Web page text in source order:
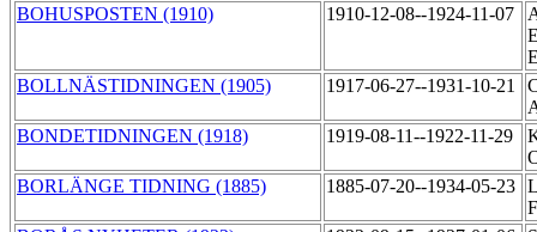
BOHUSPOSTEN (1910) 1910-12-08--1924-11-07
BOLLNÄSTIDNINGEN (1905)
1917-06-27--1931-10-21
BONDETIDNINGEN (1918)
1919-08-11--1922-11-29
BORLÄNGE TIDNING (1885)
1885-07-20--1934-05-23